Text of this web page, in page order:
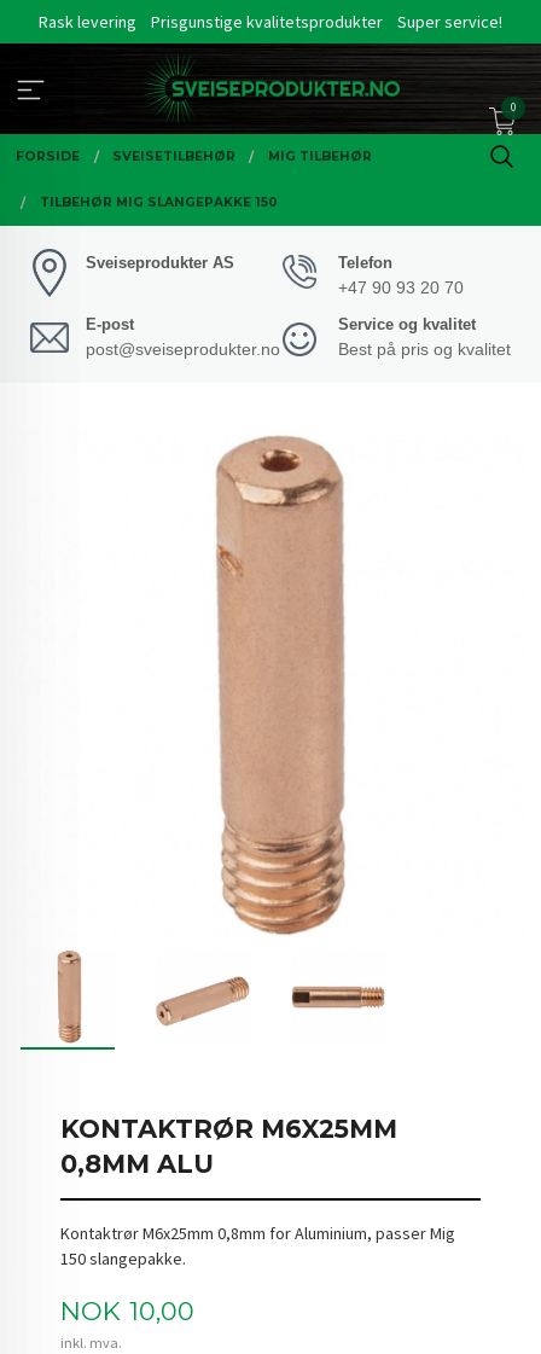
Rask levering Prisgunstige kvalitetsprodukter Super service!
0
FORSIDE SVEISETILBEHØR MIG TILBEHØR
TILBEHØR MIG SLANGEPAKKE 150
Sveiseprodukter AS Telefon
+47 90 93 20 70
E-post
post@sveiseprodukter.no
Service og kvalitet
Best på pris og kvalitet
KONTAKTRØR M6X25MM
0,8MM ALU
Kontaktrør M6x25mm 0,8mm for Aluminium, passer Mig
150 slangepakke.
Pris
NOK 10,00
inkl. mva.